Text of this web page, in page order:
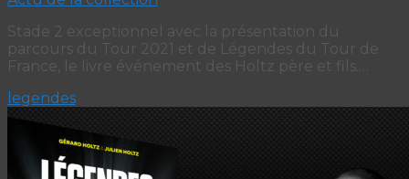
Stade 2 exceptionnel avec la présentation du
parcours du Tour 2021 et de Légendes du Tour de
France, le livre événement des Holtz père et fils.…
legendes